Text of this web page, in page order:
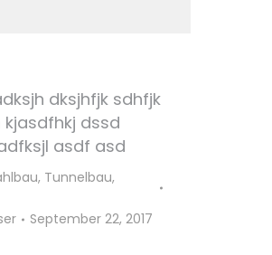
dksjhfjk sdhfjk
dssd
asdf asd
, Tunnelbau,
September 22, 2017